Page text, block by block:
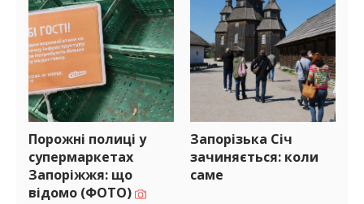
Порожні полиці у
супермаркетах
Запоріжжя: що
відомо (ФОТО)
Запорізька Січ
зачиняється: коли
саме